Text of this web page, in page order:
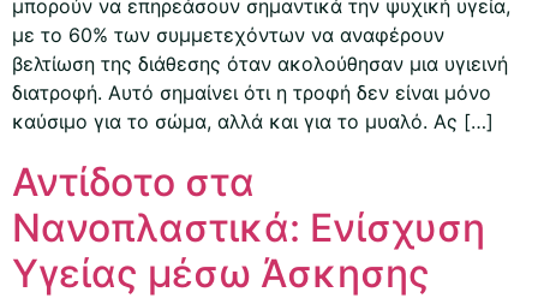
μπορούν να επηρεάσουν σημαντικά την ψυχική υγεία,
με το 60% των συμμετεχόντων να αναφέρουν
βελτίωση της διάθεσης όταν ακολούθησαν μια υγιεινή
διατροφή. Αυτό σημαίνει ότι η τροφή δεν είναι μόνο
καύσιμο για το σώμα, αλλά και για το μυαλό. Ας […]
Αντίδοτο στα
Νανοπλαστικά: Ενίσχυση
Υγείας μέσω Άσκησης